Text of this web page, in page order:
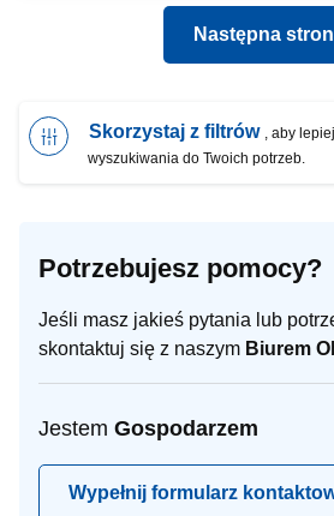
Następna
Skorzystaj z filtrów , aby
wyszukiwania do Twoich potrzeb.
Potrzebujesz pomocy?
Jeśli masz jakieś pytania lub
skontaktuj się z naszym Biurem
Jestem Gospodarzem
Wypełnij formularz